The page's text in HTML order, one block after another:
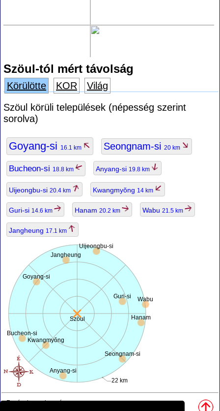
Szöul-tól mért távolság
Körülötte KOR
Világ
Szöul körüli települések (népesség szerint
sorolva)
Goyang-si 16.1 km Seongnam-si 20 km
Bucheon-si 18.8 km Anyang-si 19.8 km
Uijeongbu-si 20.4 km Kwangmyŏng 14 km
Guri-si 14.6 km Hanam 20.2 km Wabu 21.5 km
Jangheung 17.1 km
Szöul
22 km
Goyang-si
Seongnam-si
Bucheon-si
Anyang-si
Uijeongbu-si
Kwangmyŏng
Guri-si
Hanam
Wabu
Jangheung
Források, megjegyzés: